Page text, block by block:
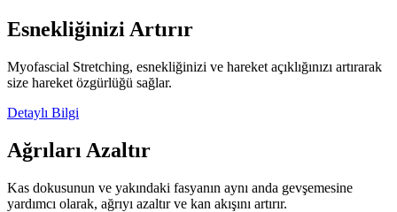
Esnekliğinizi Artırır
Myofascial Stretching, esnekliğinizi ve hareket açıklığınızı artırarak
size hareket özgürlüğü sağlar.
Detaylı Bilgi
Ağrıları Azaltır
Kas dokusunun ve yakındaki fasyanın aynı anda gevşemesine
yardımcı olarak, ağrıyı azaltır ve kan akışını artırır.